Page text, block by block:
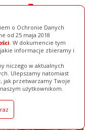
o Ochronie Danych
od 25 maja 2018
. W dokumencie tym
informacje zbieramy i
niczego w aktualnych
Ulepszamy natomiast
jak przetwarzamy Twoje
użytkownikom.
Baza Firm Pełna Wersja